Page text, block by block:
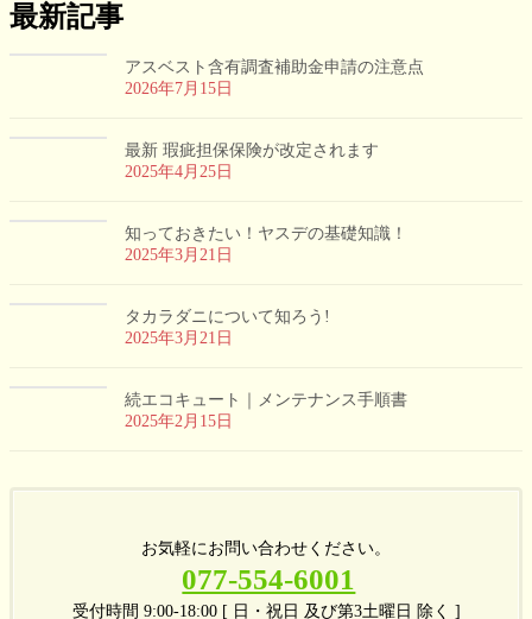
最新記事
アスベスト含有調査補助金申請の注意点
2026年7月15日
最新 瑕疵担保保険が改定されます
2025年4月25日
知っておきたい！ヤスデの基礎知識！
2025年3月21日
タカラダニについて知ろう!
2025年3月21日
続エコキュート｜メンテナンス手順書
2025年2月15日
お気軽にお問い合わせください。
077-554-6001
受付時間 9:00-18:00 [ 日・祝日 及び第3土曜日 除く ]